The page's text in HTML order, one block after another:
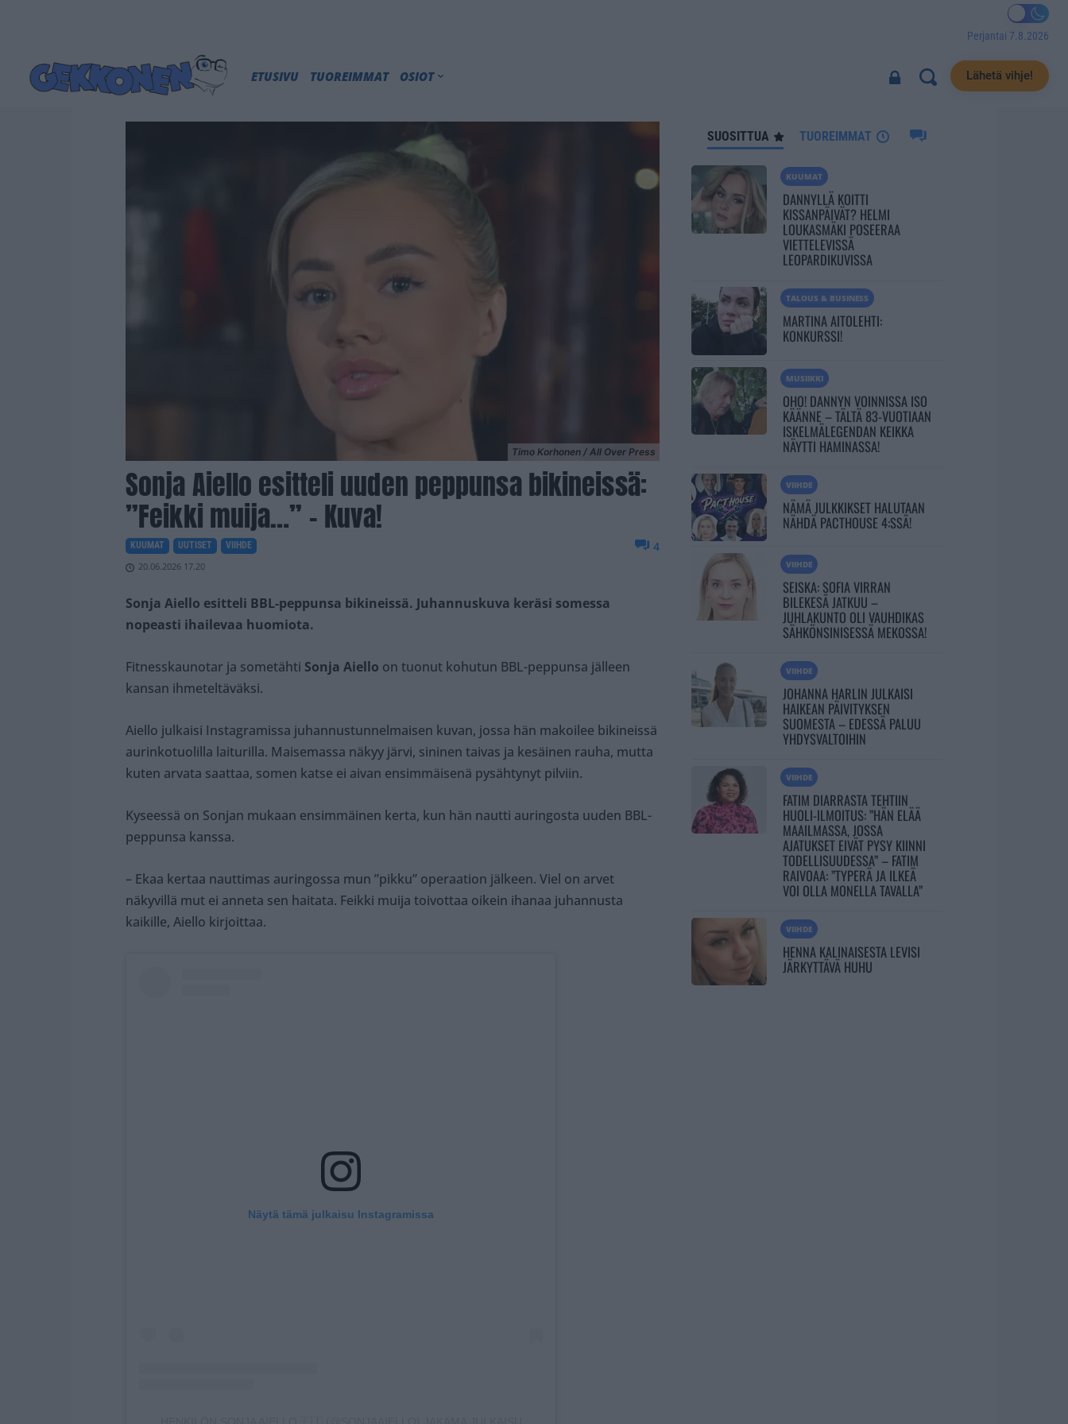
Perjantai 7.8.2026
ETUSIVU TUOREIMMAT OSIOT Lähetä vihje!
Timo Korhonen / All Over Press
Sonja Aiello esitteli uuden peppunsa bikineissä:
”Feikki muija…” – Kuva!
KUUMAT UUTISET VIIHDE
20.06.2026 17.20
4
Sonja Aiello esitteli BBL-peppunsa bikineissä. Juhannuskuva keräsi somessa
nopeasti ihailevaa huomiota.
Fitnesskaunotar ja sometähti Sonja Aiello on tuonut kohutun BBL-peppunsa jälleen
kansan ihmeteltäväksi.
Aiello julkaisi Instagramissa juhannustunnelmaisen kuvan, jossa hän makoilee bikineissä
aurinkotuolilla laiturilla. Maisemassa näkyy järvi, sininen taivas ja kesäinen rauha, mutta
kuten arvata saattaa, somen katse ei aivan ensimmäisenä pysähtynyt pilviin.
Kyseessä on Sonjan mukaan ensimmäinen kerta, kun hän nautti auringosta uuden BBL-
peppunsa kanssa.
– Ekaa kertaa nauttimas auringossa mun ”pikku” operaation jälkeen. Viel on arvet
näkyvillä mut ei anneta sen haitata. Feikki muija toivottaa oikein ihanaa juhannusta
kaikille, Aiello kirjoittaa.
Näytä tämä julkaisu Instagramissa
SUOSITTUA TUOREIMMAT
KUUMAT
DANNYLLÄ KOITTI
KISSANPÄIVÄT? HELMI
LOUKASMÄKI POSEERAA
VIETTELEVISSÄ
LEOPARDIKUVISSA
TALOUS & BUSINESS
MARTINA AITOLEHTI:
KONKURSSI!
MUSIIKKI
OHO! DANNYN VOINNISSA ISO
KÄÄNNE – TÄLTÄ 83-VUOTIAAN
ISKELMÄLEGENDAN KEIKKA
NÄYTTI HAMINASSA!
VIIHDE
NÄMÄ JULKKIKSET HALUTAAN
NÄHDÄ PACTHOUSE 4:SSÄ!
VIIHDE
SEISKA: SOFIA VIRRAN
BILEKESÄ JATKUU –
JUHLAKUNTO OLI VAUHDIKAS
SÄHKÖNSINISESSÄ MEKOSSA!
VIIHDE
JOHANNA HARLIN JULKAISI
HAIKEAN PÄIVITYKSEN
SUOMESTA – EDESSÄ PALUU
YHDYSVALTOIHIN
VIIHDE
FATIM DIARRASTA TEHTIIN
HUOLI-ILMOITUS: ”HÄN ELÄÄ
MAAILMASSA, JOSSA
AJATUKSET EIVÄT PYSY KIINNI
TODELLISUUDESSA” – FATIM
RAIVOAA: ”TYPERÄ JA ILKEÄ
VOI OLLA MONELLA TAVALLA”
VIIHDE
HENNA KALINAISESTA LEVISI
JÄRKYTTÄVÄ HUHU